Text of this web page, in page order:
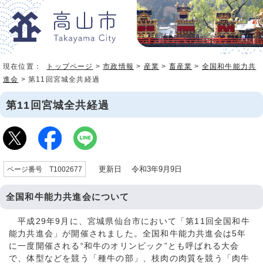
現在位置： トップページ >市政情報 > 産業 > 畜産業 > 全国和牛能力共
進会 > 第11回宮城全共経過
第11回宮城全共経過
ページ番号 T1002677 更新日 令和3年9月9日
全国和牛能力共進会について
平成29年9月に、宮城県仙台市において「第11回全国和牛
能力共進会」が開催されました。全国和牛能力共進会は5年
に一度開催される“和牛のオリンピック”とも呼ばれる大会
で、体型などを競う「種牛の部」、枝肉の肉質を競う「肉牛